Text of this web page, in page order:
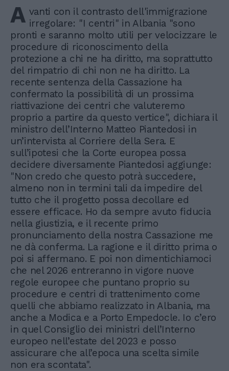
A vanti con il contrasto dell'immigrazione
irregolare: "I centri" in Albania "sono
pronti e saranno molto utili per velocizzare le
procedure di riconoscimento della
protezione a chi ne ha diritto, ma soprattutto
del rimpatrio di chi non ne ha diritto. La
recente sentenza della Cassazione ha
confermato la possibilità di un prossima
riattivazione dei centri che valuteremo
proprio a partire da questo vertice", dichiara il
ministro dell’Interno Matteo Piantedosi in
un’intervista al Corriere della Sera. E
sull’ipotesi che la Corte europea possa
decidere diversamente Piantedosi aggiunge:
"Non credo che questo potrà succedere,
almeno non in termini tali da impedire del
tutto che il progetto possa decollare ed
essere efficace. Ho da sempre avuto fiducia
nella giustizia, e il recente primo
pronunciamento della nostra Cassazione me
ne dà conferma. La ragione e il diritto prima o
poi si affermano. E poi non dimentichiamoci
che nel 2026 entreranno in vigore nuove
regole europee che puntano proprio su
procedure e centri di trattenimento come
quelli che abbiamo realizzato in Albania, ma
anche a Modica e a Porto Empedocle. Io c’ero
in quel Consiglio dei ministri dell’Interno
europeo nell’estate del 2023 e posso
assicurare che all’epoca una scelta simile
non era scontata".